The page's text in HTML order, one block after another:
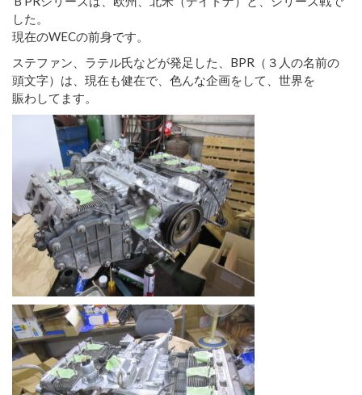
した。
現在のWECの前身です。
ステファン、ラテル氏などが発足した、BPR（３人の名前の
頭文字）は、現在も健在で、色んな企画をして、世界を
賑わしてます。